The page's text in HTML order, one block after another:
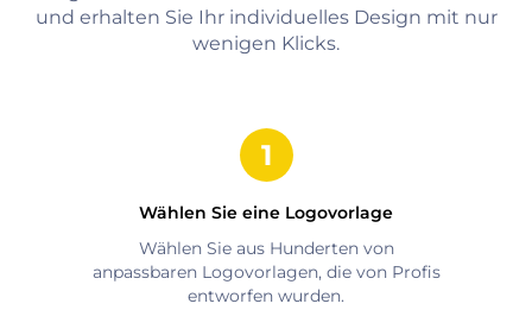
und erhalten Sie Ihr individuelles Design mit nur
wenigen Klicks.
Wählen Sie eine Logovorlage
Wählen Sie aus Hunderten von
anpassbaren Logovorlagen, die von Profis
entworfen wurden.